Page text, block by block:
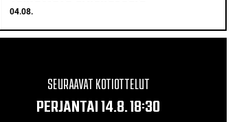
04.08.
SEURAAVAT KOTIOTTELUT
PERJANTAI 14.8. 18:30